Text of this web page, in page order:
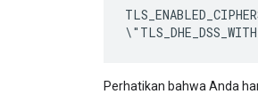
Perhatikan bahwa Anda